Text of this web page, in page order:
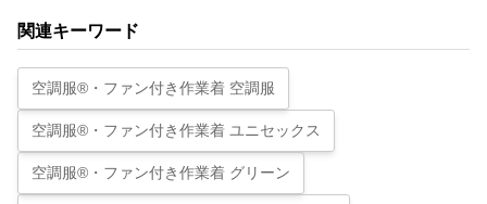
関連キーワード
空調服®・ファン付き作業着 空調服
空調服®・ファン付き作業着 ユニセックス
空調服®・ファン付き作業着 グリーン